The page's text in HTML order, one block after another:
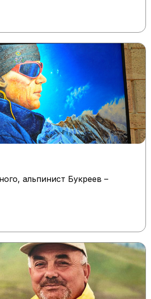
альпинист Букреев –